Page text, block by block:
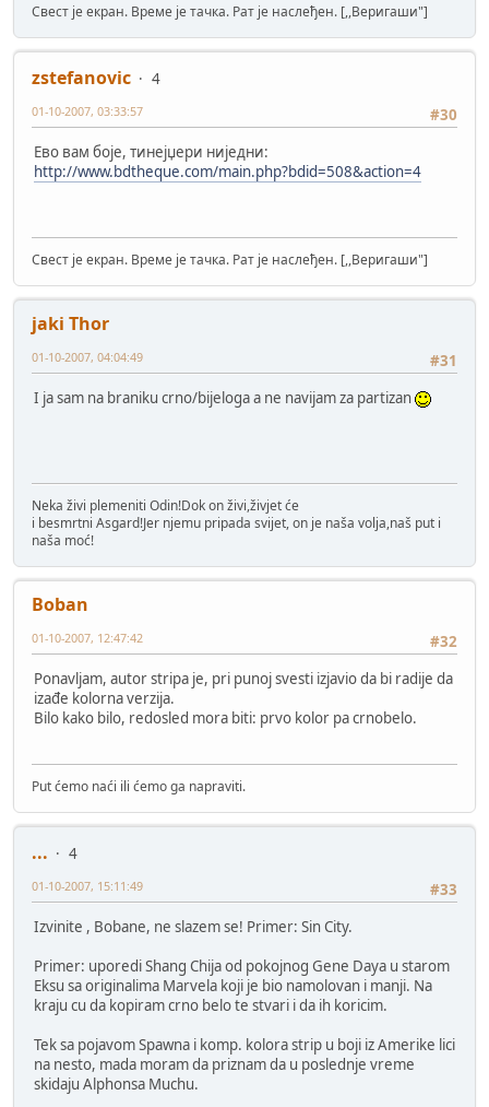
Свест је екран. Време је тачка. Рат је наслеђен. [,,Веригаши"]
zstefanovic
4
#30
01-10-2007, 03:33:57
Ево вам боје, тинејџери ниједни:
http://www.bdtheque.com/main.php?bdid=508&action=4
Свест је екран. Време је тачка. Рат је наслеђен. [,,Веригаши"]
jaki Thor
#31
01-10-2007, 04:04:49
I ja sam na braniku crno/bijeloga a ne navijam za partizan
Neka živi plemeniti Odin!Dok on živi,živjet će
i besmrtni Asgard!Jer njemu pripada svijet, on je naša volja,naš put i
naša moć!
Boban
#32
01-10-2007, 12:47:42
Ponavljam, autor stripa je, pri punoj svesti izjavio da bi radije da
izađe kolorna verzija.
Bilo kako bilo, redosled mora biti: prvo kolor pa crnobelo.
Put ćemo naći ili ćemo ga napraviti.
...
4
#33
01-10-2007, 15:11:49
Izvinite , Bobane, ne slazem se! Primer: Sin City.
Primer: uporedi Shang Chija od pokojnog Gene Daya u starom
Eksu sa originalima Marvela koji je bio namolovan i manji. Na
kraju cu da kopiram crno belo te stvari i da ih koricim.
Tek sa pojavom Spawna i komp. kolora strip u boji iz Amerike lici
na nesto, mada moram da priznam da u poslednje vreme
skidaju Alphonsa Muchu.